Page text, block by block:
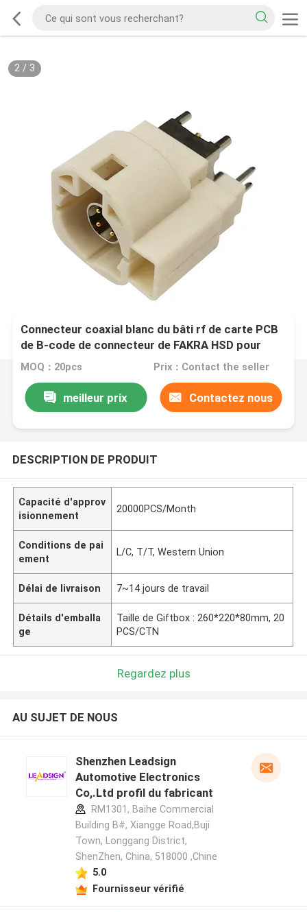
2/ 3
Connecteur coaxial blanc du bâti rf de carte PCB
de B-code de connecteur de FAKRA HSD pour
GPS
MOQ：20pcs Prix：Contact the seller
meilleur prix Contactez nous
DESCRIPTION DE PRODUIT
Capacité d'approv
isionnement
20000PCS/Month
Conditions de pai
ement
L/C, T/T, Western Union
Délai de livraison 7~14 jours de travail
Détails d'emballa
ge
Taille de Giftbox : 260*220*80mm, 20
PCS/CTN
Regardez plus
AU SUJET DE NOUS
Shenzhen Leadsign
Automotive Electronics
Co,.Ltd profil du fabricant
RM1301, Baihe Commercial
Building B#, Xiangge Road,Buji
Town, Longgang District,
ShenZhen, China, 518000 ,Chine
5.0
Fournisseur vérifié